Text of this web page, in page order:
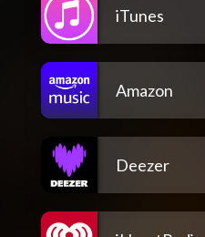
iTunes
Amazon
Deezer